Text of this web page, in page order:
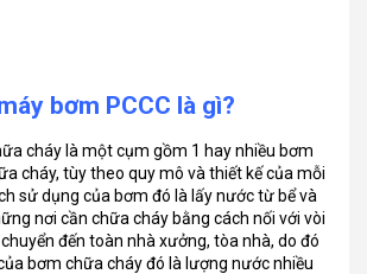
bơm PCCC là gì?
cháy là một cụm gồm 1 hay nhiều bơm
cháy, tùy theo quy mô và thiết kế của mỗi
sử dụng của bơm đó là lấy nước từ bể và
nơi cần chữa cháy bằng cách nối với vòi
đến toàn nhà xưởng, tòa nhà, do đó
bơm chữa cháy đó là lượng nước nhiều